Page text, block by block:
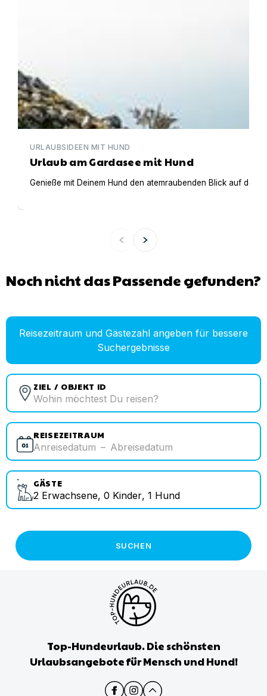
URLAUBSIDEEN MIT HUND
Urlaub am Gardasee mit Hund
Genieße mit Deinem Hund den atemraubenden Blick auf den
Noch nicht das Passende gefunden?
Reisezeitraum und Gästezahl angeben für bessere
Suchergebnisse
ZIEL / OBJEKT ID
REISEZEITRAUM
Anreisedatum – Abreisedatum
GÄSTE
2 Erwachsene, 0 Kinder, 1 Hund
SUCHEN
Top-Hundeurlaub. Die schönsten
Urlaubsangebote für Mensch und Hund!